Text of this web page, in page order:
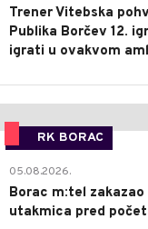
Trener Vitebska
Publika Borčev 12.
igrati u ovakvom
RK BORAC
05.08.2026.
Borac m:tel
utakmica pred